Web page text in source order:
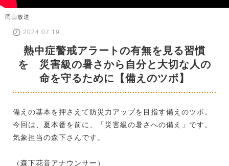
岡山放送
2024.07.19
熱中症警戒アラートの有無を見る習慣
を 災害級の暑さから自分と大切な人の
命を守るために【備えのツボ】
備えの基本を押さえて防災力アップを目指す備えのツボ。
今回は、夏本番を前に、「災害級の暑さへの備え」です。
気象担当の森下さんです。
（森下花音アナウンサー）